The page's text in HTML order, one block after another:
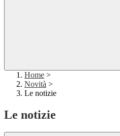
Home >
Novità >
Le notizie
Le notizie